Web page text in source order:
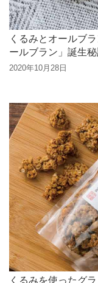
くるみとオールブ
ールブラン」誕生
2020年10月28日
くるみを使ったグ